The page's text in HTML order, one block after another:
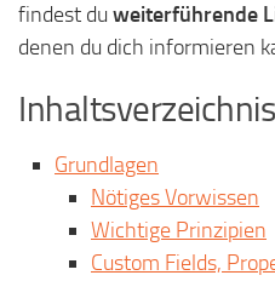
findest du weiterführende
denen du dich informieren
Inhaltsverzeichnis
Grundlagen
Nötiges Vorwissen
Wichtige Prinzipien
Custom Fields,